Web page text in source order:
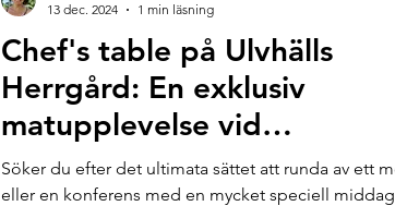
Chef's table på Ulvhälls
Herrgård: En exklusiv
matupplevelse vid
kopparbordet
Söker du efter det ultimata sättet att runda av ett
eller en konferens med en mycket speciell
13 dec. 2024
1 min läsning